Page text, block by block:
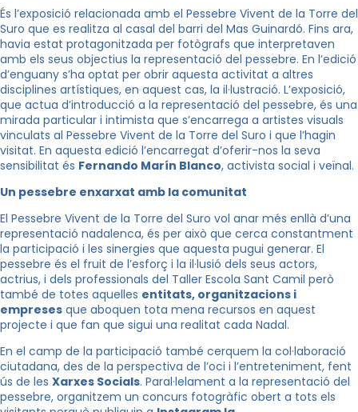
És l’exposició relacionada amb el Pessebre Vivent de la Torre del
Suro que es realitza al casal del barri del Mas Guinardó. Fins ara,
havia estat protagonitzada per fotògrafs que interpretaven
amb els seus objectius la representació del pessebre. En l’edició
d’enguany s’ha optat per obrir aquesta activitat a altres
disciplines artístiques, en aquest cas, la il·lustració. L’exposició,
que actua d’introducció a la representació del pessebre, és una
mirada particular i intimista que s’encarrega a artistes visuals
vinculats al Pessebre Vivent de la Torre del Suro i que l’hagin
visitat. En aquesta edició l’encarregat d’oferir-nos la seva
sensibilitat és Fernando Marín Blanco, activista social i veïnal.
Un pessebre enxarxat amb la comunitat
El Pessebre Vivent de la Torre del Suro vol anar més enllà d’una
representació nadalenca, és per això que cerca constantment
la participació i les sinergies que aquesta pugui generar. El
pessebre és el fruit de l’esforç i la il·lusió dels seus actors,
actrius, i dels professionals del Taller Escola Sant Camil però
també de totes aquelles entitats, organitzacions i
empreses que aboquen tota mena recursos en aquest
projecte i que fan que sigui una realitat cada Nadal.
En el camp de la participació també cerquem la col·laboració
ciutadana, des de la perspectiva de l’oci i l’entreteniment, fent
ús de les Xarxes Socials. Paral·lelament a la representació del
pessebre, organitzem un concurs fotogràfic obert a tots els